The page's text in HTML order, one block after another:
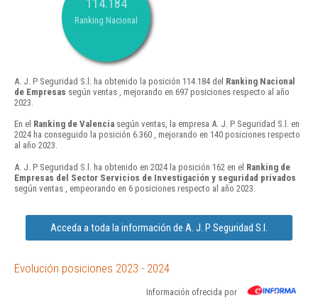
114.184
Ranking Nacional
A. J. P Seguridad S.l. ha obtenido la posición 114.184 del Ranking Nacional
de Empresas según ventas , mejorando en 697 posiciones respecto al año
2023.
En el Ranking de Valencia según ventas, la empresa A. J. P Seguridad S.l. en
2024 ha conseguido la posición 6.360 , mejorando en 140 posiciones respecto
al año 2023.
A. J. P Seguridad S.l. ha obtenido en 2024 la posición 162 en el Ranking de
Empresas del Sector Servicios de Investigación y seguridad privados
según ventas , empeorando en 6 posiciones respecto al año 2023.
Acceda a toda la información de A. J. P Seguridad S.l.
Evolución posiciones 2023 - 2024
Información ofrecida por